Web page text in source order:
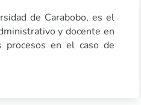
de Carabobo, es el
y docente en
procesos en el caso de